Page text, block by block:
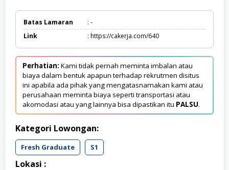
Batas Lamaran
: -
Link
: https://cakerja.com/640
Perhatian: Kami tidak pernah meminta imbalan atau
biaya dalam bentuk apapun terhadap rekrutmen disitus
ini apabila ada pihak yang mengatasnamakan kami atau
perusahaan meminta biaya seperti transportasi atau
akomodasi atau yang lainnya bisa dipastikan itu PALSU.
Kategori Lowongan:
Fresh Graduate S1
Lokasi :